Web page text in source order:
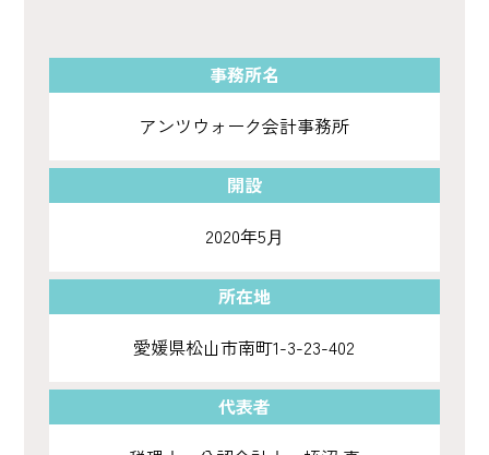
事務所名
アンツウォーク会計事務所
開設
2020年5⽉
所在地
愛媛県松山市南町1-3-23-402
代表者